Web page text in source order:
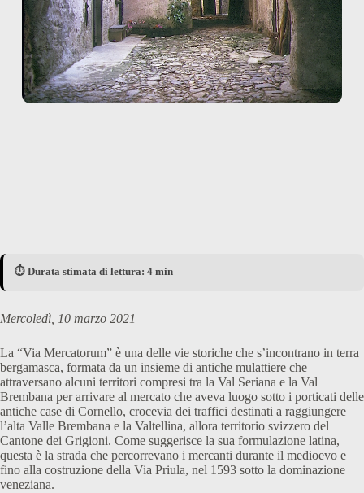
⏱️ Durata stimata di lettura: 4 min
Mercoledì, 10 marzo 2021
La “Via Mercatorum” è una delle vie storiche che s’incontrano in terra
bergamasca, formata da un insieme di antiche mulattiere che
attraversano alcuni territori compresi tra la Val Seriana e la Val
Brembana per arrivare al mercato che aveva luogo sotto i porticati delle
antiche case di Cornello, crocevia dei traffici destinati a raggiungere
l’alta Valle Brembana e la Valtellina, allora territorio svizzero del
Cantone dei Grigioni. Come suggerisce la sua formulazione latina,
questa è la strada che percorrevano i mercanti durante il medioevo e
fino alla costruzione della Via Priula, nel 1593 sotto la dominazione
veneziana.